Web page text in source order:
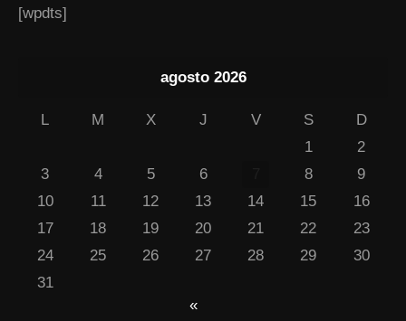
[wpdts]
agosto 2026
L M X J V S
D
1
2
3
4 5 6 8
9
10
11 12 13 14 15
16
17
18 19 20 21 22
23
24
25 26 27 28 29
30
31
«